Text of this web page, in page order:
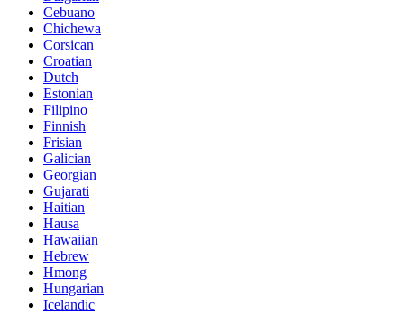
Cebuano
Chichewa
Corsican
Croatian
Dutch
Estonian
Filipino
Finnish
Frisian
Galician
Georgian
Gujarati
Haitian
Hausa
Hawaiian
Hebrew
Hmong
Hungarian
Icelandic